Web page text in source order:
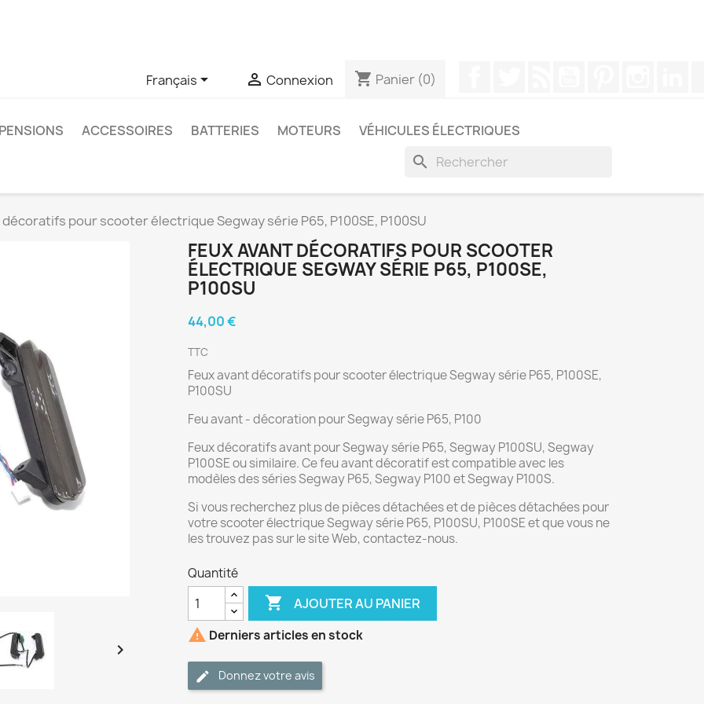
Français  Connexion shopping_cart Panier (0)
ACCESSOIRES BATTERIES MOTEURS VÉHICULES ÉLECTRIQUES
search
décoratifs pour scooter électrique Segway série P65, P100SE, P100SU

FEUX AVANT DÉCORATIFS POUR SCOOTER
ÉLECTRIQUE SEGWAY SÉRIE P65, P100SE,
P100SU
44,00 €
TTC
Feux avant décoratifs pour scooter électrique Segway série P65, P100SE,
P100SU
Feu avant - décoration pour Segway série P65, P100
Feux décoratifs avant pour Segway série P65, Segway P100SU, Segway
P100SE ou similaire. Ce feu avant décoratif est compatible avec les
modèles des séries Segway P65, Segway P100 et Segway P100S.
Si vous recherchez plus de pièces détachées et de pièces détachées pour
votre scooter électrique Segway série P65, P100SU, P100SE et que vous ne
les trouvez pas sur le site Web, contactez-nous.
Quantité
 AJOUTER AU PANIER
 Derniers articles en stock
Donnez votre avis